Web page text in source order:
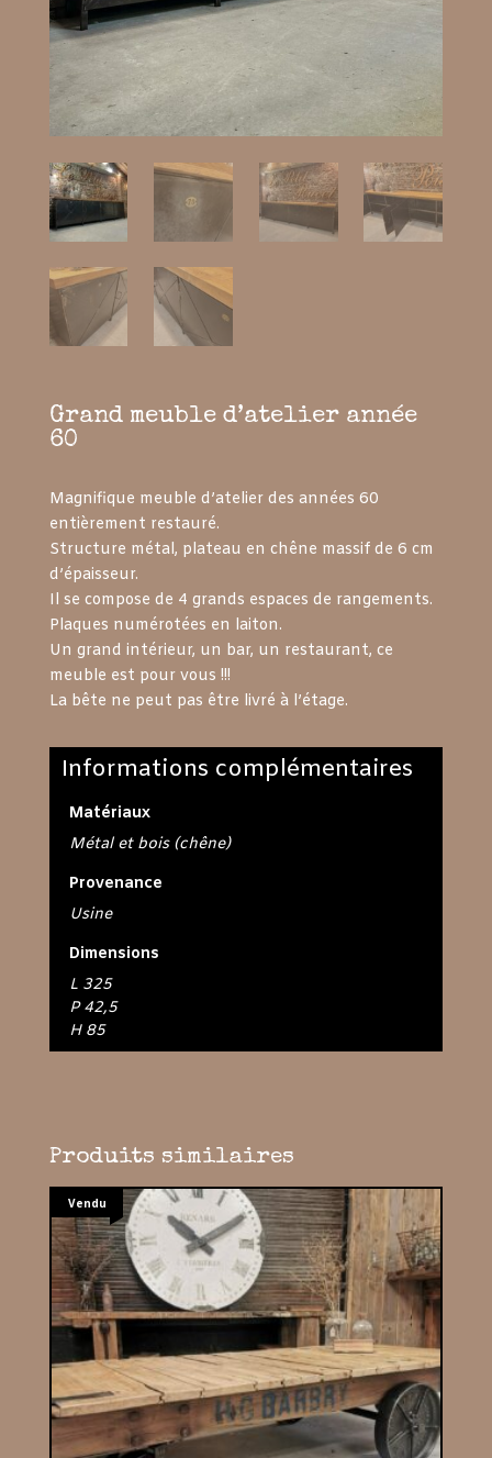
Grand meuble d’atelier année
60
Magnifique meuble d’atelier des années 60
entièrement restauré.
Structure métal, plateau en chêne massif de 6 cm
d’épaisseur.
Il se compose de 4 grands espaces de rangements.
Plaques numérotées en laiton.
Un grand intérieur, un bar, un restaurant, ce
meuble est pour vous !!!
La bête ne peut pas être livré à l’étage.
Informations complémentaires
Matériaux
Métal et bois (chêne)
Provenance
Usine
Dimensions
L 325
P 42,5
H 85
Produits similaires
Vendu